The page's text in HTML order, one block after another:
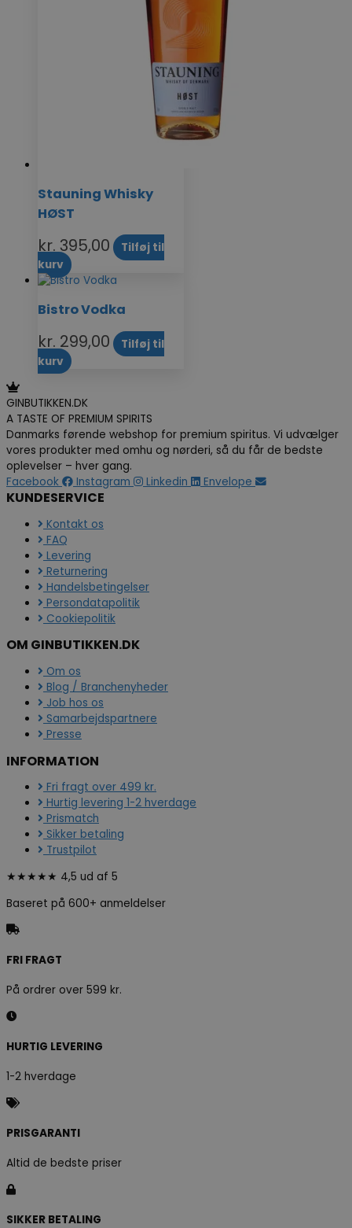
Stauning Whisky
HØST
kr. 395,00
Tilføj til
kurv
Bistro Vodka
kr. 299,00
Tilføj til
kurv
GINBUTIKKEN.DK
A TASTE OF PREMIUM SPIRITS
Danmarks førende webshop for premium spiritus. Vi udvælger
vores produkter med omhu og nørderi, så du får de bedste
oplevelser – hver gang.
Facebook
Instagram Linkedin Envelope
KUNDESERVICE
Kontakt os
FAQ
Levering
Returnering
Handelsbetingelser
Persondatapolitik
Cookiepolitik
OM GINBUTIKKEN.DK
Om os
Blog / Branchenyheder
Job hos os
Samarbejdspartnere
Presse
INFORMATION
Fri fragt over 499 kr.
Hurtig levering 1-2 hverdage
Prismatch
Sikker betaling
Trustpilot
★★★★★ 4,5 ud af 5
Baseret på 600+ anmeldelser
FRI FRAGT
På ordrer over 599 kr.
HURTIG LEVERING
1-2 hverdage
PRISGARANTI
Altid de bedste priser
SIKKER BETALING